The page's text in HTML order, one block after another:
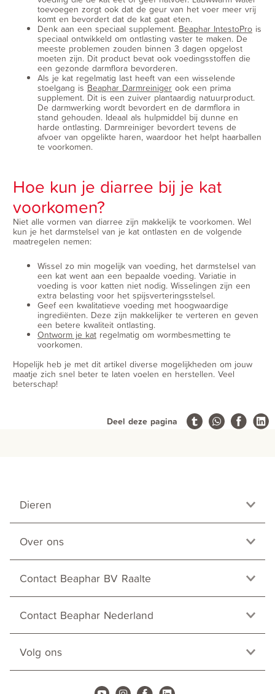
toevoegen zorgt ook dat de geur van het voer meer vrij
komt en bevordert dat de kat gaat eten.
Denk aan een speciaal supplement. Beaphar IntestoPro is
speciaal ontwikkeld om ontlasting vaster te maken. De
meeste problemen zouden binnen 3 dagen opgelost
moeten zijn. Dit product bevat ook voedingsstoffen die
een gezonde darmflora bevorderen.
Als je kat regelmatig last heeft van een wisselende
stoelgang is Beaphar Darmreiniger ook een prima
supplement. Dit is een zuiver plantaardig natuurproduct.
De darmwerking wordt bevordert en de darmflora in
stand gehouden. Ideaal als hulpmiddel bij dunne en
harde ontlasting. Darmreiniger bevordert tevens de
afvoer van opgelikte haren, waardoor het helpt haarballen
te voorkomen.
Hoe kun je diarree bij je kat
voorkomen?
Niet alle vormen van diarree zijn makkelijk te voorkomen. Wel
kun je het darmstelsel van je kat ontlasten en de volgende
maatregelen nemen:
Wissel zo min mogelijk van voeding, het darmstelsel van
een kat went aan een bepaalde voeding. Variatie in
voeding is voor katten niet nodig. Wisselingen zijn een
extra belasting voor het spijsverteringsstelsel.
Geef een kwalitatieve voeding met hoogwaardige
ingrediënten. Deze zijn makkelijker te verteren en geven
een betere kwaliteit ontlasting.
Ontworm je kat regelmatig om wormbesmetting te
voorkomen.
Hopelijk heb je met dit artikel diverse mogelijkheden om jouw
maatje zich snel beter te laten voelen en herstellen. Veel
beterschap!
Deel deze pagina
Dieren
Over ons
Contact Beaphar BV Raalte
Contact Beaphar Nederland
Volg ons